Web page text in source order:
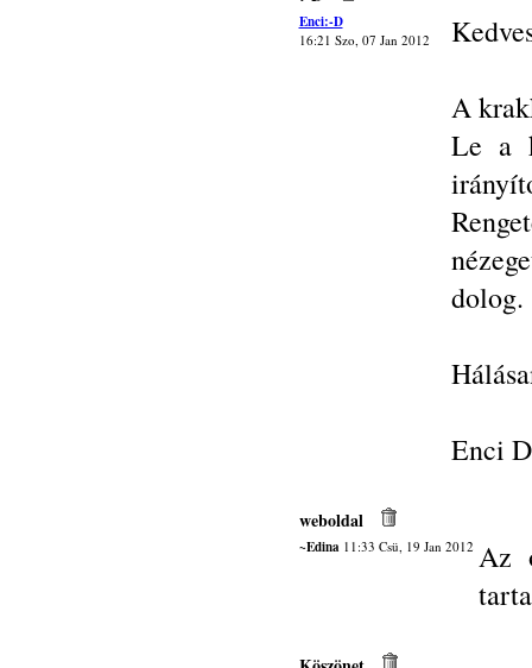
Enci:-D
16:21 Szo, 07 Jan 2012
A
Le a
dolog.
Enci
weboldal
~Edina11:33 Csü, 19 Jan 2012 Az